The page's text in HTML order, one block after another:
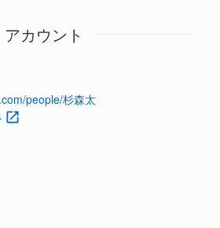
アカウント
people/杉森太